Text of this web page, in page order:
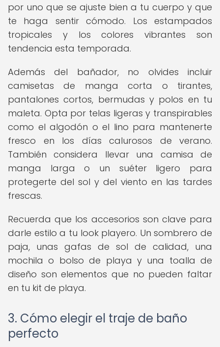
por uno que se ajuste bien a tu cuerpo y que
te haga sentir cómodo. Los estampados
tropicales y los colores vibrantes son
tendencia esta temporada.
Además del bañador, no olvides incluir
camisetas de manga corta o tirantes,
pantalones cortos, bermudas y polos en tu
maleta. Opta por telas ligeras y transpirables
como el algodón o el lino para mantenerte
fresco en los días calurosos de verano.
También considera llevar una camisa de
manga larga o un suéter ligero para
protegerte del sol y del viento en las tardes
frescas.
Recuerda que los accesorios son clave para
darle estilo a tu look playero. Un sombrero de
paja, unas gafas de sol de calidad, una
mochila o bolso de playa y una toalla de
diseño son elementos que no pueden faltar
en tu kit de playa.
3. Cómo elegir el traje de baño
perfecto